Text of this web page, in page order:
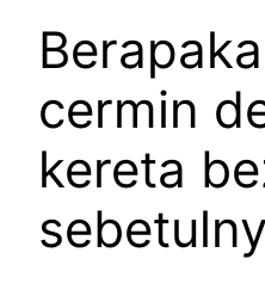
cermin
kereta